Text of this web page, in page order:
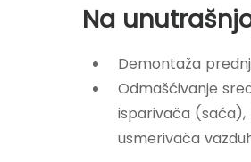
Na
Demontaža
Odmašćivanje
isparivača
usmerivača